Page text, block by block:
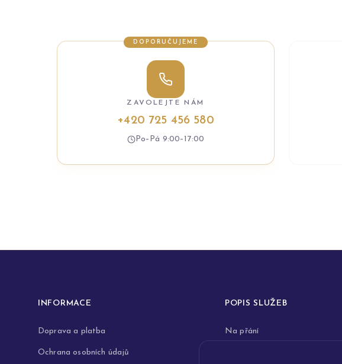
DOPORUČUJEME
ZAVOLEJTE NÁM
+420 725 456 580
Po–Pá 9:00–17:00
INFORMACE
Doprava a platba
Ochrana osobních údajů
POPIS SLUŽEB
Na přání